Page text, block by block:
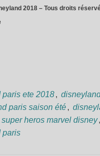
2018 – Tous droits
ete 2018,
paris saison été,
super heros marvel disney,
paris